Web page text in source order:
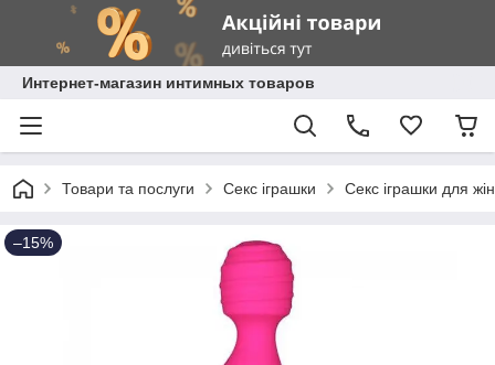
Интернет-магазин интимных товаров
Товари та послуги Секс іграшки Секс іграшки для
–15%